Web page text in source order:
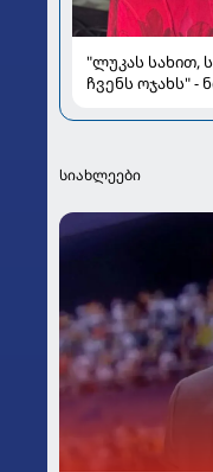
"ლუკას სახით,
ჩვენს ოჯახს" -
სიახლეები